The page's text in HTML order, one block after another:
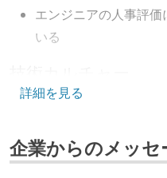
エンジニアの人事評
いる
CTO またはそれに準
取締役（社内）または
ング部門の人間が経
詳細を見る
企業からのメッセ